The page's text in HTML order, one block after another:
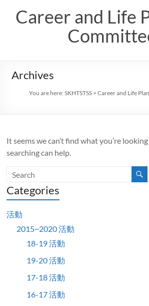
contentCareer and Life
Archives
You are here:SKHTSTSS >Career and Life
It seems we can’t find what you’re
searching can help.
Categories
活動
2015~2020 活動
18-19 活動
19-20 活動
17-18 活動
16-17 活動